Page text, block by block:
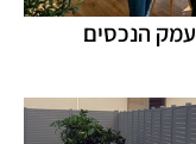
עמק הנכסים